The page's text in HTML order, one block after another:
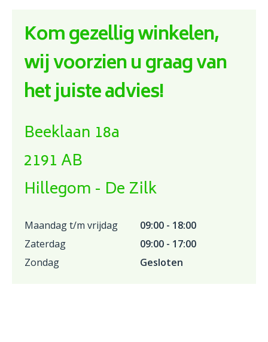
Kom gezellig winkelen,
wij voorzien u graag van
het juiste advies!
Beeklaan 18a
2191 AB
Hillegom - De Zilk
Maandag t/m vrijdag
09:00 - 18:00
Zaterdag
09:00 - 17:00
Zondag
Gesloten